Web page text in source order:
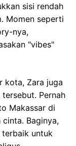
sisi rendah
Momen seperti
nya,
"vibes"
kota, Zara juga
Pernah
Makassar di
cinta. Baginya,
terbaik untuk